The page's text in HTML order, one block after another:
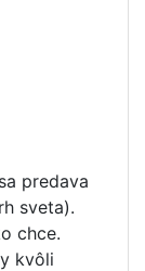
predava
sveta).
chce.
kvôli